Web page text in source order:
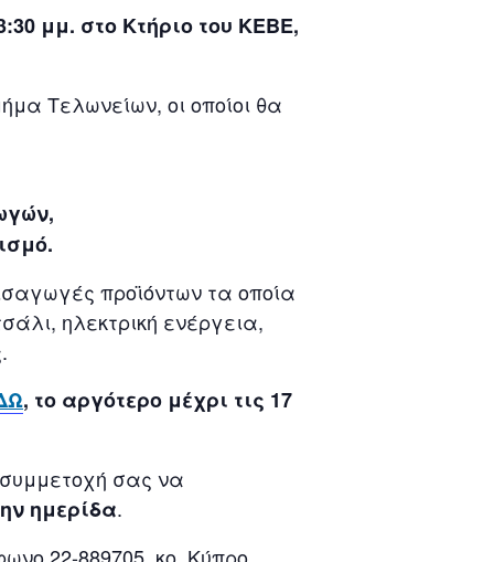
μμ. στο Κτήριο του ΚΕΒΕ,
Τελωνείων, οι οποίοι θα
προϊόντων τα οποία
ηλεκτρική ενέργεια,
, το αργότερο μέχρι τις 17
σας να
ημερίδα.
22-889705, κο. Κύπρο